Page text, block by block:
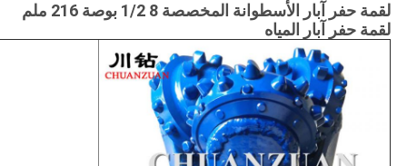
لقمة حفر آبار الأسطوانة المخصصة 8 1/2 بوصة 216 ملم
لقمة حفر آبار المياه